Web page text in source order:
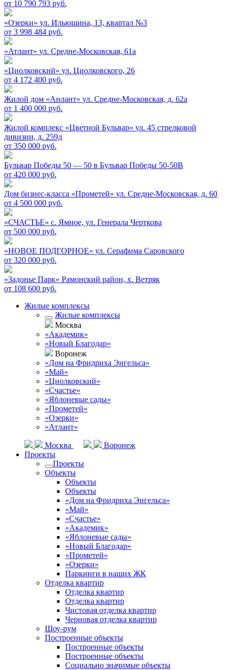
от 10 790 793 руб.
«Озерки» ул. Ильюшина, 13, квартал №3
от 3 998 484 руб.
«Атлант» ул. Средне-Московская, 61а
«Циолковский» ул. Циолковского, 26
от 4 172 400 руб.
Жилой дом «Анлант» ул. Средне-Московская, д. 62а
от 1 400 000 руб.
Жилой комплекс «Цветной Бульвар» ул. 45 стрелковой
дивизии, д. 259д
от 350 000 руб.
Бульвар Победы 50 — 50 в Бульвар Победы 50-50В
от 420 000 руб.
Дом бизнес-класса «Прометей» ул. Средне-Московская, д. 60
от 4 500 000 руб.
«СЧАСТЬЕ» c. Ямное, ул. Генерала Черткова
от 500 000 руб.
«НОВОЕ ПОДГОРНОЕ» ул. Серафима Саровского
от 320 000 руб.
«Задонье Парк» Рамонский район, х. Ветряк
от 108 600 руб.
Жилые комплексы
Жилые комплексы
Москва
«Академик»
«Новый Благодар»
Воронеж
«Дом на Фридриха Энгельса»
«Май»
«Циолковский»
«Счастье»
«Яблоневые сады»
«Прометей»
«Озерки»
«Атлант»
Москва
Воронеж
Проекты
Проекты
Объекты
Объекты
Объекты
«Дом на Фридриха Энгельса»
«Май»
«Счастье»
«Академик»
«Яблоневые сады»
«Новый Благодар»
«Прометей»
«Озерки»
Паркинги в наших ЖК
Отделка квартир
Отделка квартир
Отделка квартир
Чистовая отделка квартир
Черновая отделка квартир
Шоу-рум
Построенные объекты
Построенные объекты
Построенные объекты
Социально значимые объекты